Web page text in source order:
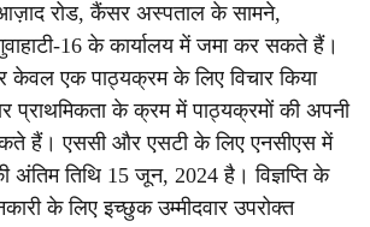
रोड, कैंसर अस्पताल के सामने,
16 के कार्यालय में जमा कर सकते हैं।
केवल एक पाठ्यक्रम के लिए विचार किया
प्राथमिकता के क्रम में पाठ्यक्रमों की अपनी
हैं। एससी और एसटी के लिए एनसीएस में
तिथि 15 जून, 2024 है। विज्ञप्ति के
के लिए इच्छुक उम्मीदवार उपरोक्त